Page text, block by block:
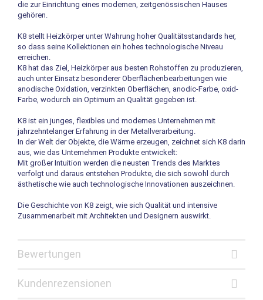
die zur Einrichtung eines modernen, zeitgenössischen Hauses
gehören.
K8 stellt Heizkörper unter Wahrung hoher Qualitätsstandards her,
so dass seine Kollektionen ein hohes technologische Niveau
erreichen.
K8 hat das Ziel, Heizkörper aus besten Rohstoffen zu produzieren,
auch unter Einsatz besonderer Oberflächenbearbeitungen wie
anodische Oxidation, verzinkten Oberflächen, anodic-Farbe, oxid-
Farbe, wodurch ein Optimum an Qualität gegeben ist.
K8 ist ein junges, flexibles und modernes Unternehmen mit
jahrzehntelanger Erfahrung in der Metallverarbeitung.
In der Welt der Objekte, die Wärme erzeugen, zeichnet sich K8 darin
aus, wie das Unternehmen Produkte entwickelt:
Mit großer Intuition werden die neusten Trends des Marktes
verfolgt und daraus entstehen Produkte, die sich sowohl durch
ästhetische wie auch technologische Innovationen auszeichnen.
Die Geschichte von K8 zeigt, wie sich Qualität und intensive
Zusammenarbeit mit Architekten und Designern auswirkt.
Bewertungen
Kundenrezensionen